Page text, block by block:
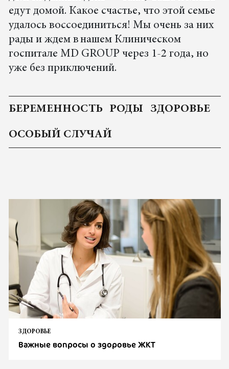
едут домой. Какое счастье, что этой семье
удалось воссоединиться! Мы очень за них
рады и ждем в нашем Клиническом
госпитале MD GROUP через 1-2 года, но
уже без приключений.
БЕРЕМЕННОСТЬ РОДЫ ЗДОРОВЬЕ
ОСОБЫЙ СЛУЧАЙ
ЗДОРОВЬЕ
Важные вопросы о здоровье ЖКТ